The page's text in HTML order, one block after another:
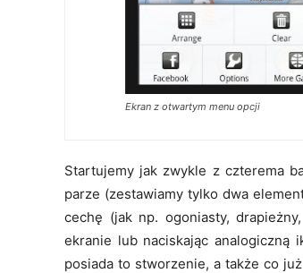
Ekran z otwartym menu opcji
Startujemy jak zwykle z czterema
parze (zestawiamy tylko dwa
cechę (jak np. ogoniasty,
ekranie lub naciskając analogiczną
posiada to stworzenie, a także co